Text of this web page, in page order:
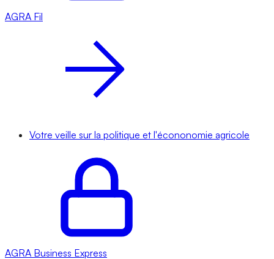
AGRA Fil
Votre veille sur la politique et l'écononomie agricole
AGRA Business Express